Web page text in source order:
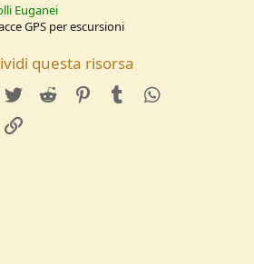
icon
Euganei
GPS per escursioni
questa risorsa
facebook
Twitter Reddit Pinterest
Tumblr
e-mail